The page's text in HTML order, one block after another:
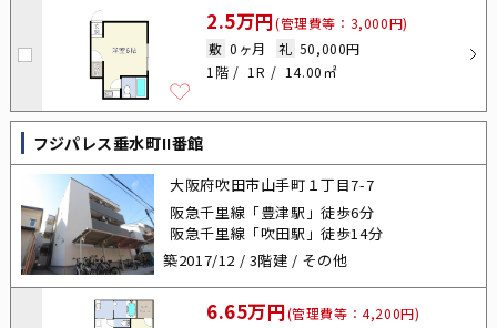
2.5万円(管理費等：3,000円)
敷 0ヶ月 礼 50,000円
1階
1R 14.00㎡
フジパレス垂水町II番館
大阪府吹田市山手町１丁目7-7
阪急千里線「豊津駅」徒歩6分
阪急千里線「吹田駅」徒歩14分
築2017/12 / 3階建 / その他
6.65万円(管理費等：4,200円)